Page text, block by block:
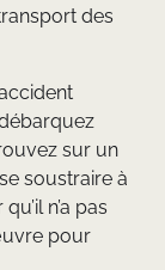
des
sur un
soustraire à
n’a pas
pour